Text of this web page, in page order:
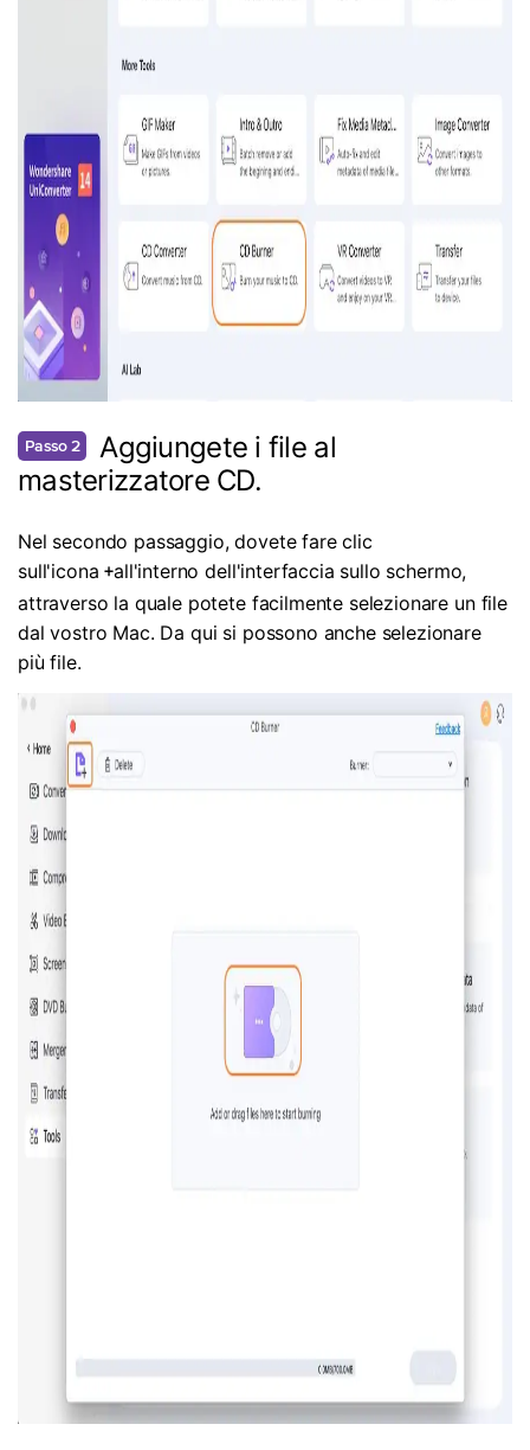
Passo 2
Aggiungete i file al
masterizzatore CD.
Nel secondo passaggio, dovete fare clic
sull'icona +all'interno dell'interfaccia sullo schermo,
attraverso la quale potete facilmente selezionare un file
dal vostro Mac. Da qui si possono anche selezionare
più file.